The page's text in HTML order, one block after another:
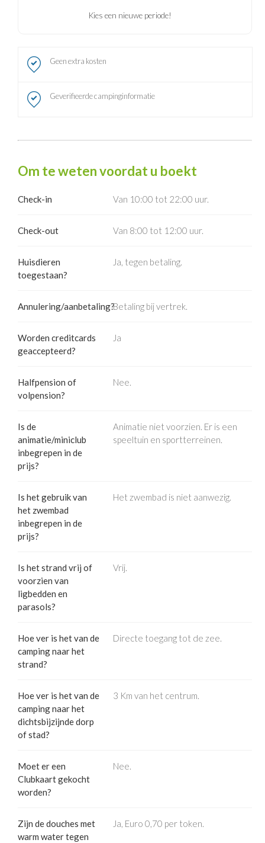
Kies een nieuwe periode!
Geen extra kosten
Geverifieerde campinginformatie
Om te weten voordat u boekt
Check-in Van 10:00 tot 22:00 uur.
Check-out Van 8:00 tot 12:00 uur.
Huisdieren
toegestaan?
Ja, tegen betaling.
Annulering/aanbetaling?Betaling bij vertrek.
Worden creditcards
geaccepteerd?
Ja
Halfpension of
volpension?
Nee.
Is de
animatie/miniclub
inbegrepen in de
prijs?
Animatie niet voorzien. Er is een
speeltuin en sportterreinen.
Is het gebruik van
het zwembad
inbegrepen in de
prijs?
Het zwembad is niet aanwezig.
Is het strand vrij of
voorzien van
ligbedden en
parasols?
Vrij.
Hoe ver is het van de
camping naar het
strand?
Directe toegang tot de zee.
Hoe ver is het van de
camping naar het
dichtsbijzijnde dorp
of stad?
3 Km van het centrum.
Moet er een
Clubkaart gekocht
worden?
Nee.
Zijn de douches met
warm water tegen
Ja, Euro 0,70 per token.